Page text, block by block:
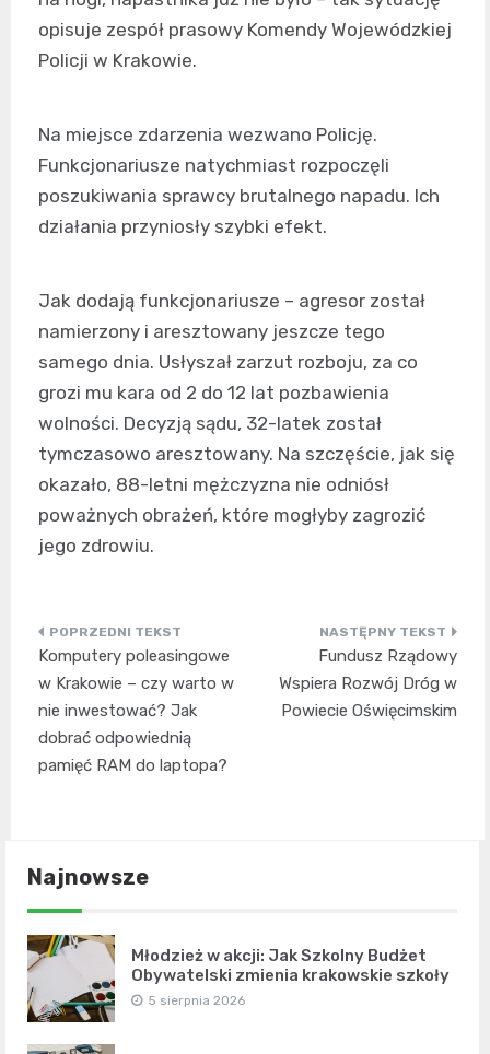
opisuje zespół prasowy Komendy Wojewódzkiej
Policji w Krakowie.
Na miejsce zdarzenia wezwano Policję.
Funkcjonariusze natychmiast rozpoczęli
poszukiwania sprawcy brutalnego napadu. Ich
działania przyniosły szybki efekt.
Jak dodają funkcjonariusze – agresor został
namierzony i aresztowany jeszcze tego
samego dnia. Usłyszał zarzut rozboju, za co
grozi mu kara od 2 do 12 lat pozbawienia
wolności. Decyzją sądu, 32-latek został
tymczasowo aresztowany. Na szczęście, jak się
okazało, 88-letni mężczyzna nie odniósł
poważnych obrażeń, które mogłyby zagrozić
jego zdrowiu.
Nawigacja
wpisu
Komputery poleasingowe
w Krakowie – czy warto w
nie inwestować? Jak
dobrać odpowiednią
pamięć RAM do laptopa?
Fundusz Rządowy
Wspiera Rozwój Dróg w
Powiecie Oświęcimskim
Najnowsze
Młodzież w akcji: Jak Szkolny Budżet
Obywatelski zmienia krakowskie szkoły
5 sierpnia 2026